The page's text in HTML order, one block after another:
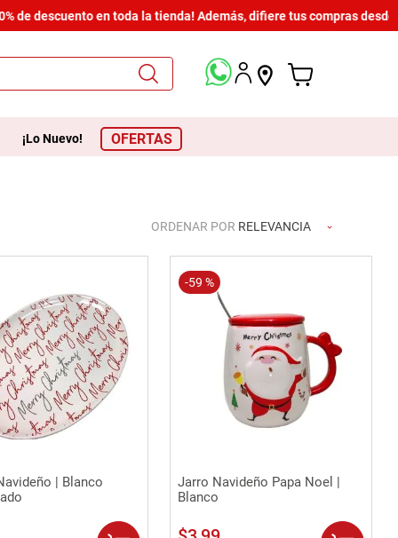
de descuento en toda la tienda! Además, difiere tus compras desde
¡Lo Nuevo! OFERTAS
ORDENAR POR RELEVANCIA
Vista rápida| Blanco
-59 %
Vista rápida
Jarro Navideño Papa Noel |
Blanco